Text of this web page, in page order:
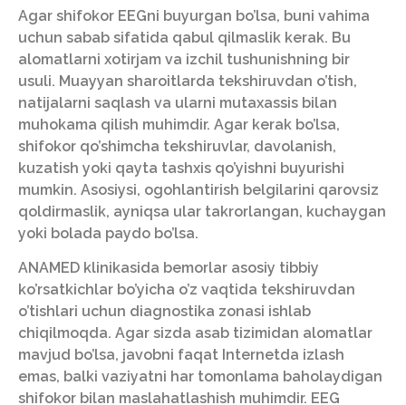
Agar shifokor EEGni buyurgan bo’lsa, buni vahima
uchun sabab sifatida qabul qilmaslik kerak. Bu
alomatlarni xotirjam va izchil tushunishning bir
usuli. Muayyan sharoitlarda tekshiruvdan o’tish,
natijalarni saqlash va ularni mutaxassis bilan
muhokama qilish muhimdir. Agar kerak bo’lsa,
shifokor qo’shimcha tekshiruvlar, davolanish,
kuzatish yoki qayta tashxis qo’yishni buyurishi
mumkin. Asosiysi, ogohlantirish belgilarini qarovsiz
qoldirmaslik, ayniqsa ular takrorlangan, kuchaygan
yoki bolada paydo bo’lsa.
ANAMED klinikasida bemorlar asosiy tibbiy
ko’rsatkichlar bo’yicha o’z vaqtida tekshiruvdan
o’tishlari uchun diagnostika zonasi ishlab
chiqilmoqda. Agar sizda asab tizimidan alomatlar
mavjud bo’lsa, javobni faqat Internetda izlash
emas, balki vaziyatni har tomonlama baholaydigan
shifokor bilan maslahatlashish muhimdir. EEG